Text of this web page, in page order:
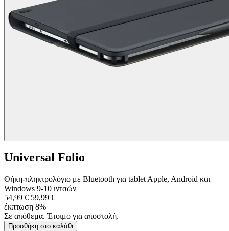
Universal Folio
Θήκη-πληκτρολόγιο με Bluetooth για tablet Apple, Android και
Windows 9-10 ιντσών
54,99 € 59,99 €
έκπτωση 8%
Σε απόθεμα. Έτοιμο για αποστολή.
Προσθήκη στο καλάθι